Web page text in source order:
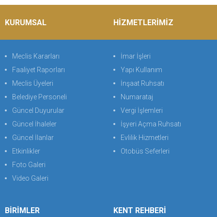
KURUMSAL
Meclis Kararları
Faaliyet Raporları
Meclis Üyeleri
Belediye Personeli
Güncel Duyurular
Güncel İhaleler
Güncel İlanlar
Etkinlikler
Foto Galeri
Video Galeri
HİZMETLERİMİZ
İmar İşleri
Yapı Kullanım
İnşaat Ruhsatı
Numarataj
Vergi İşlemleri
İşyeri Açma Ruhsatı
Evlilik Hizmetleri
Otobüs Seferleri
BİRİMLER KENT REHBERİ